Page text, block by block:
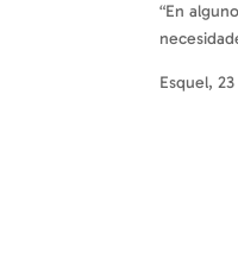
“En
Esquel,